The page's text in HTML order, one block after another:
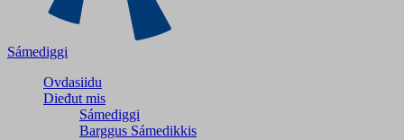
Sámediggi
Ovdasiidu
Dieđut mis
Sámediggi
Barggus Sámedikkis